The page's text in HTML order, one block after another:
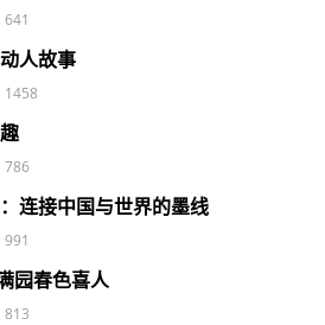
641
人故事
1458
786
连接中国与世界的墨线
991
园春色喜人
813